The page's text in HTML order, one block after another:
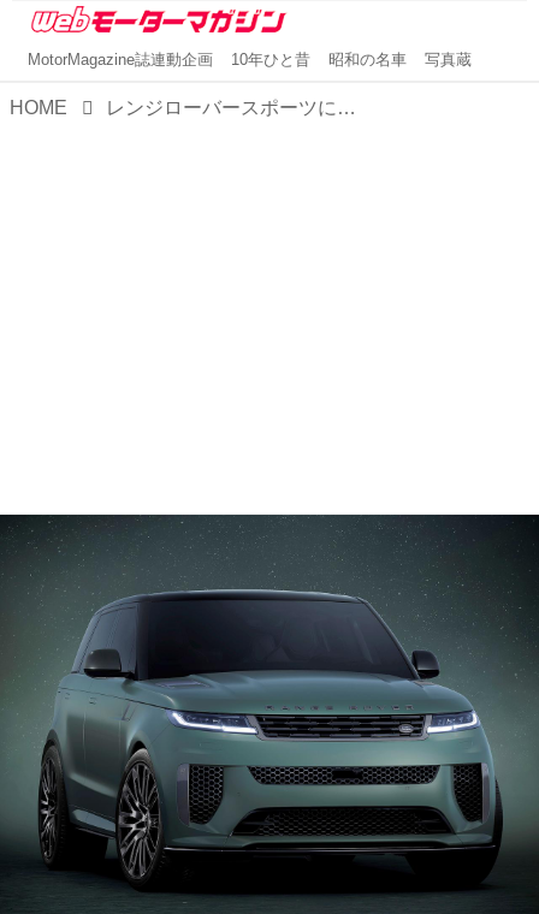
MotorMagazine誌連動企画 10年ひと昔 昭和の名車 写真蔵
HOME レンジローバースポーツに、古代神話と宇宙からインスピレーションを得た5つの特別仕様車「セレスティアル コレクション」を設定